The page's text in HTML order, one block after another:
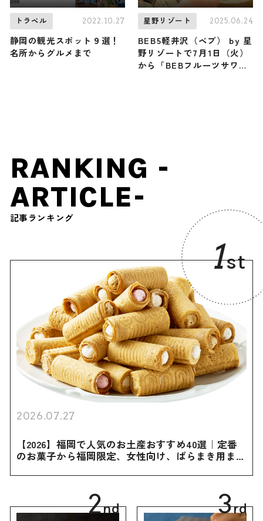
トラベル 2022.10.27
静岡の観光スポット９選！
名所からグルメまで
星野リゾート 2025.06.24
BEB5軽井沢（ベブ） by 星
野リゾートで7月1日（火）
から「BEBフルーツサワー
RANKING -
ARTICLE-
記事ランキング
1st
2026.07.27
【2026】福岡で人気のお土産おすすめ40選｜定番
のお菓子から福岡限定、女性向け、ばらまき用まで
2nd 3rd